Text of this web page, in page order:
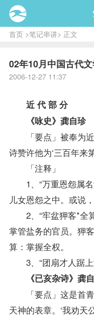
首页>笔记串讲> 正文
02年10月中国古代
2006-12-27 11:37
近 代 部 分
《咏史》龚自珍
「要点」被奉为近
诗赞许他为‘三百年来第
「注释」
1、“万重恩怨属名
儿女恩怨之中。或说
2、“牢盆狎客*全
掌管盐务的官员。狎
算：掌握全权。
3、“团扇才人踞上
《已亥杂诗》龚
「要点」这是首青
天神的表章。‘我劝天